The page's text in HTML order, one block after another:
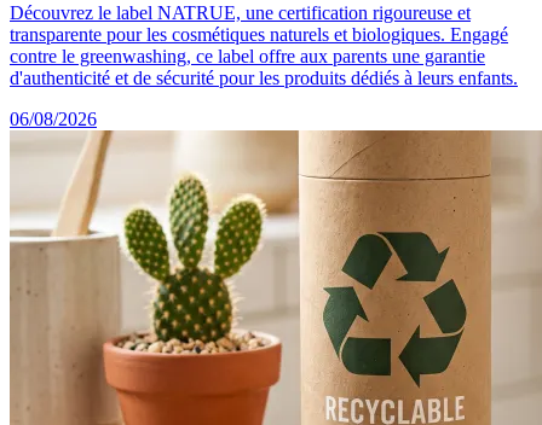
Découvrez le label NATRUE, une certification rigoureuse et
transparente pour les cosmétiques naturels et biologiques. Engagé
contre le greenwashing, ce label offre aux parents une garantie
d'authenticité et de sécurité pour les produits dédiés à leurs enfants.
06/08/2026